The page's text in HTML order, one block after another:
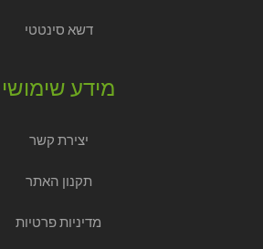
דשא סינטטי
מידע שימושי
יצירת קשר
תקנון האתר
מדיניות פרטיות